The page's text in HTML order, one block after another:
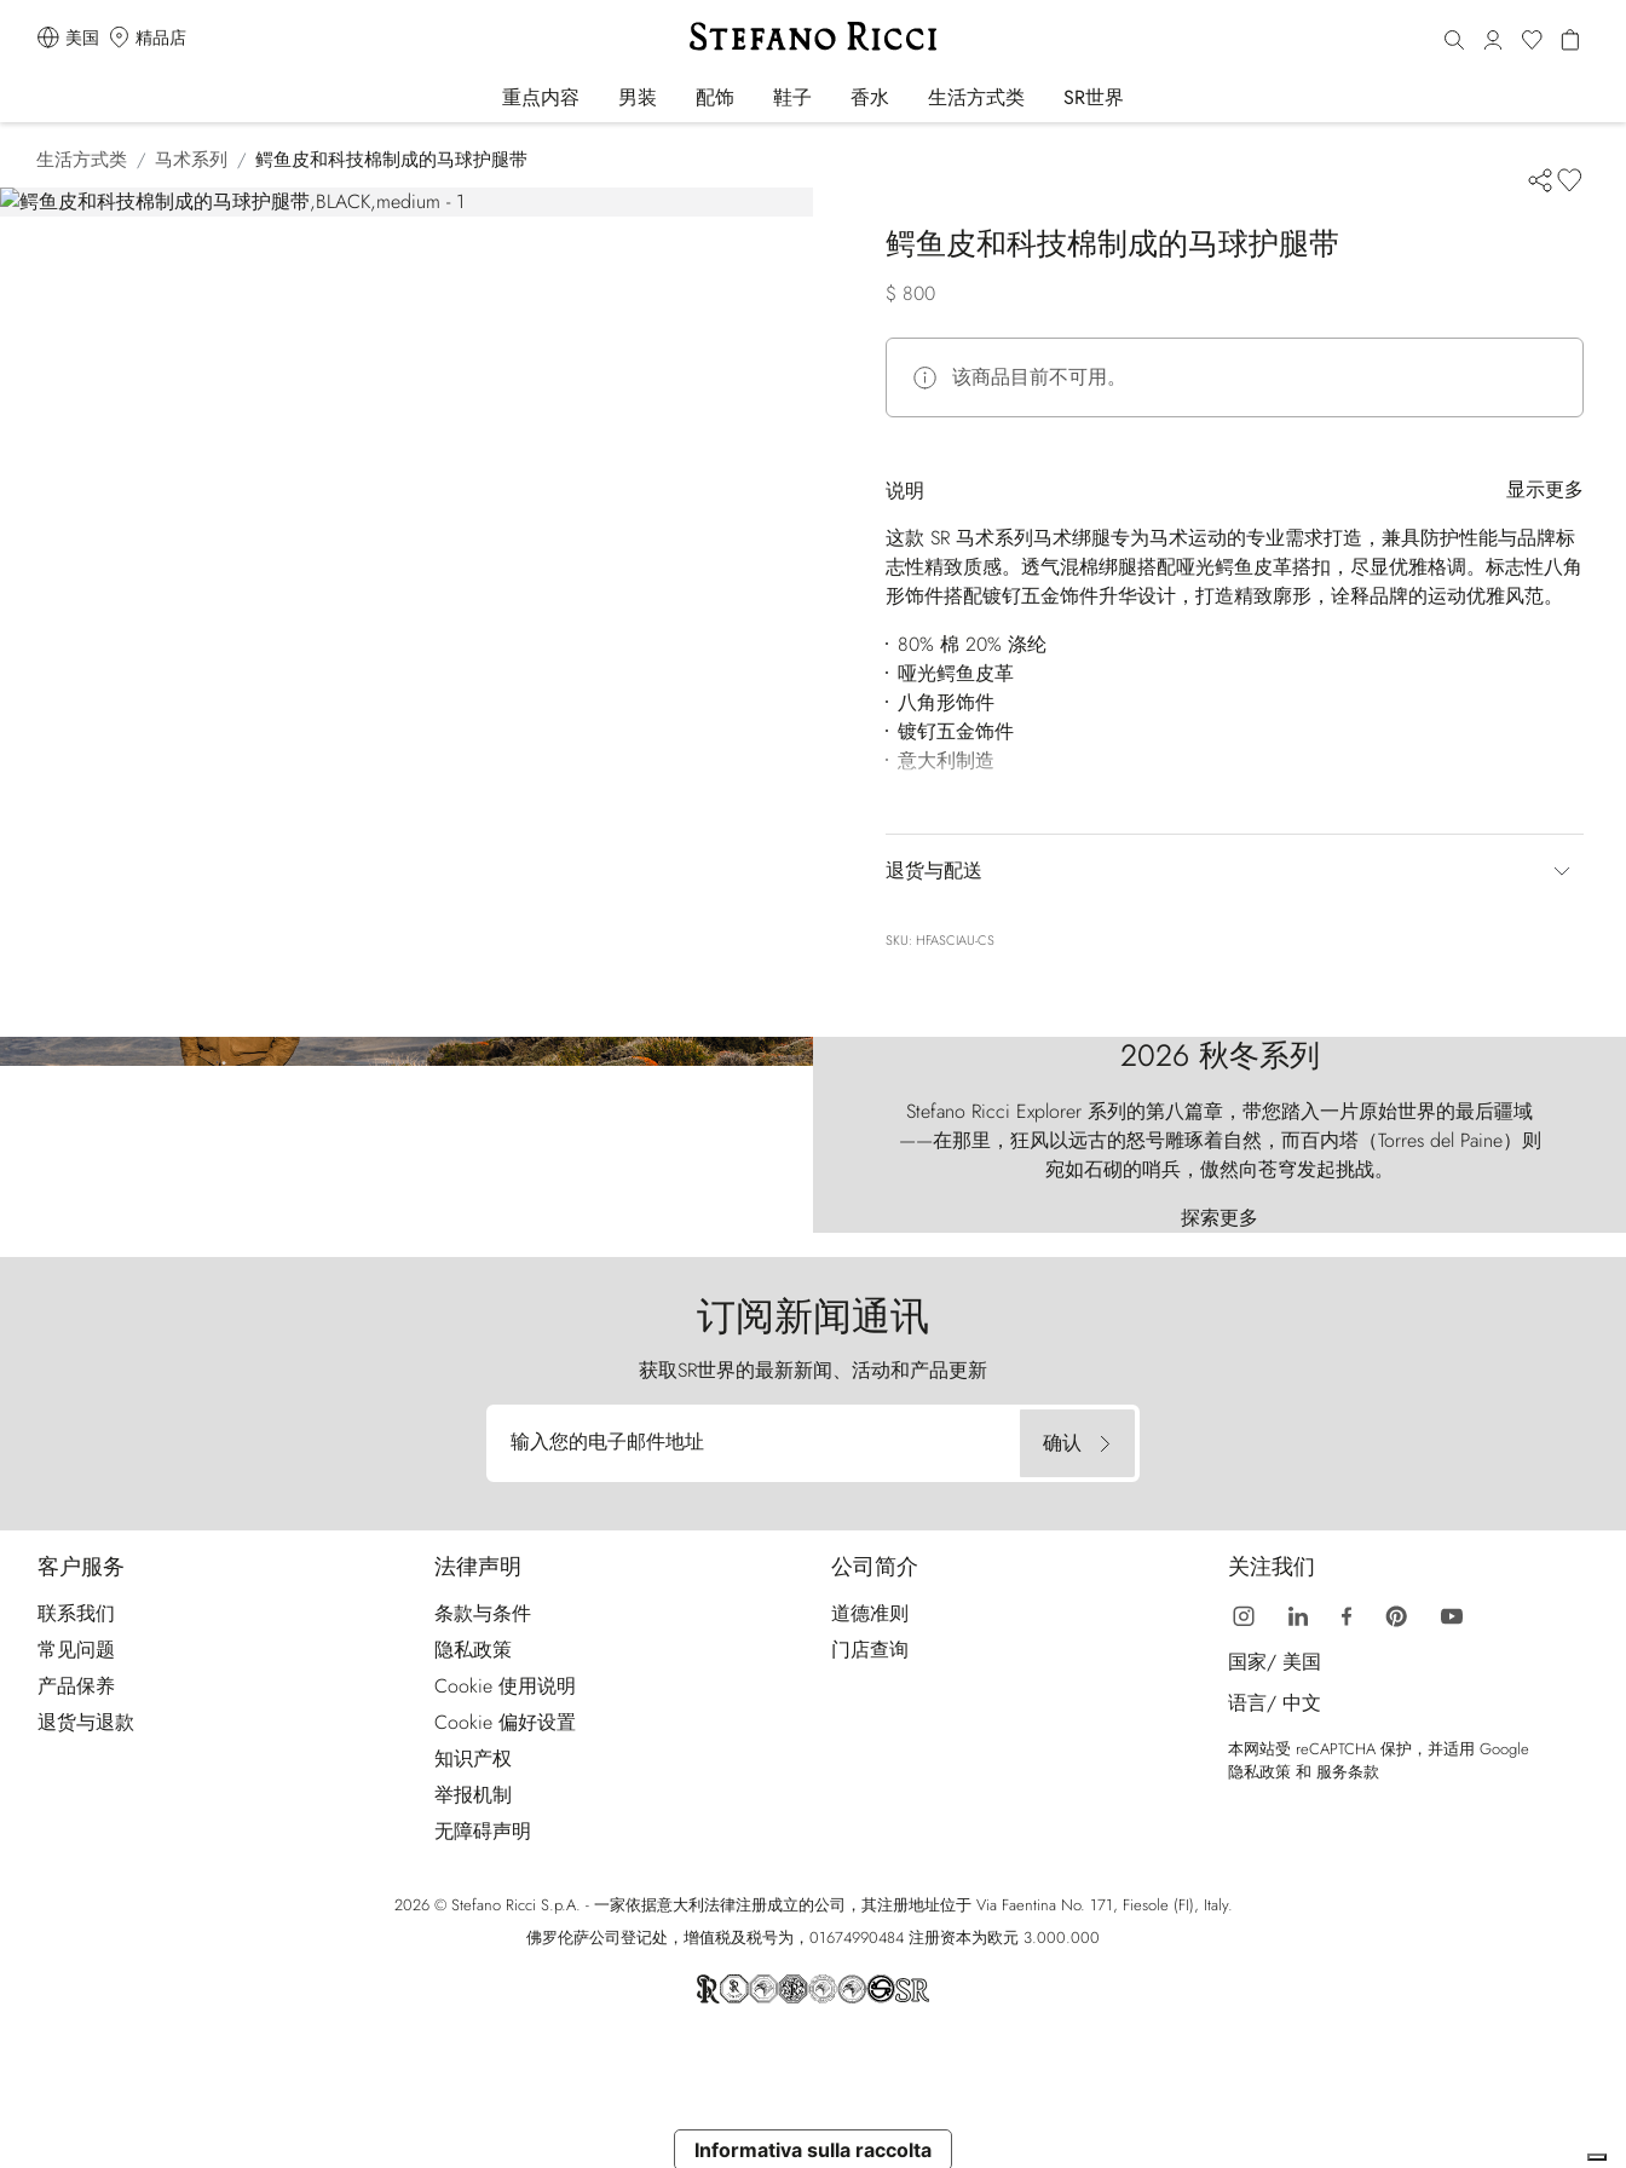
美国 精品店
重点内容 男装 配饰 鞋子 香水 生活方式类 SR世界
生活方式类 马术系列 鳄鱼皮和科技棉制成的马球护腿带
鳄鱼皮和科技棉制成的马球护腿带
$ 800
该商品目前不可用。
说明
显示更多
这款 SR 马术系列马术绑腿专为马术运动的专业需求打造，兼具防护性能与品牌标
志性精致质感。透气混棉绑腿搭配哑光鳄鱼皮革搭扣，尽显优雅格调。标志性八角
形饰件搭配镀钌五金饰件升华设计，打造精致廓形，诠释品牌的运动优雅风范。
80% 棉 20% 涤纶
哑光鳄鱼皮革
八角形饰件
镀钌五金饰件
意大利制造
退货与配送
SKU: HFASCIAU-CS
2026 秋冬系列
Stefano Ricci Explorer 系列的第八篇章，带您踏入一片原始世界的最后疆域
——在那里，狂风以远古的怒号雕琢着自然，而百内塔（Torres del Paine）则
宛如石砌的哨兵，傲然向苍穹发起挑战。
探索更多
订阅新闻通讯
获取SR世界的最新新闻、活动和产品更新
输入您的电子邮件地址 确认
客户服务
联系我们
常见问题
产品保养
退货与退款
法律声明
条款与条件
隐私政策
Cookie 使用说明
Cookie 偏好设置
知识产权
举报机制
无障碍声明
公司简介
道德准则
门店查询
关注我们
国家/ 美国
语言/ 中文
本网站受 reCAPTCHA 保护，并适用 Google
隐私政策 和 服务条款
2026 © Stefano Ricci S.p.A. - 一家依据意大利法律注册成立的公司，其注册地址位于 Via Faentina No. 171, Fiesole (FI), Italy.
佛罗伦萨公司登记处，增值税及税号为，01674990484 注册资本为欧元 3.000.000
Informativa sulla raccolta